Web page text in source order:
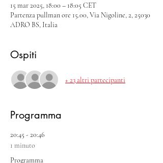
15 mar 2025, 18:00 – 18:05 CET
Partenza pullman ore 15.00, Via Nigoline, 2, 25030
ADRO BS, Italia
Ospiti
+ 23 altri partecipanti
Programma
20:45 - 20:46
1 minuto
Programma